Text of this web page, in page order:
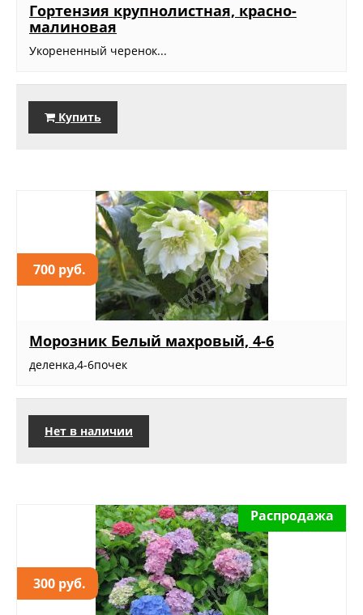
Гортензия крупнолистная, красно-
малиновая
Укорененный черенок...
Купить
700 руб.
Морозник Белый махровый, 4-6
деленка,4-6почек
Нет в наличии
300 руб.
Распродажа